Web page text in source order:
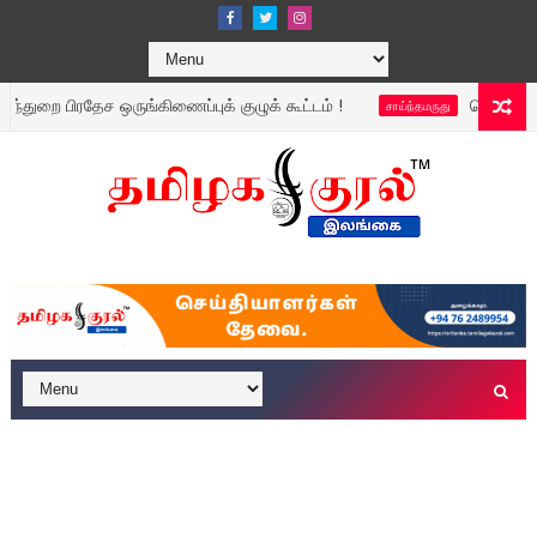
ஒருங்கிணைப்புக் குழுக் கூட்டம் ! சாய்ந்தமருது தொடரும் கடல்